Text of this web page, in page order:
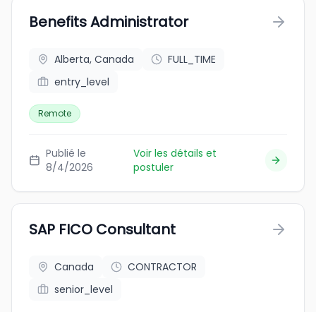
Benefits Administrator
Alberta, Canada
FULL_TIME
entry_level
Remote
Publié le
8/4/2026
Voir les détails et
postuler
SAP FICO Consultant
Canada
CONTRACTOR
senior_level